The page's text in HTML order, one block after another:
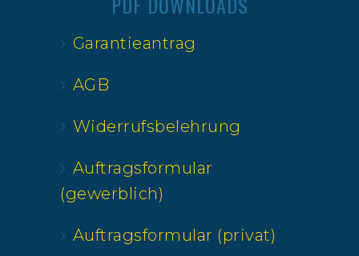
PDF DOWNLOADS
Garantieantrag
AGB
Widerrufsbelehrung
Auftragsformular
(gewerblich)
Auftragsformular (privat)